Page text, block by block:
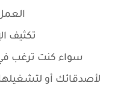
تكثيف
سواء كنت ترغب في
لأصدقائك أو